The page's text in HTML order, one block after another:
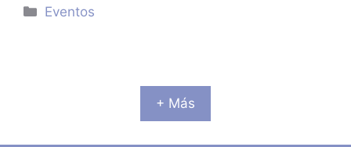
Categorías
Eventos
+ Más